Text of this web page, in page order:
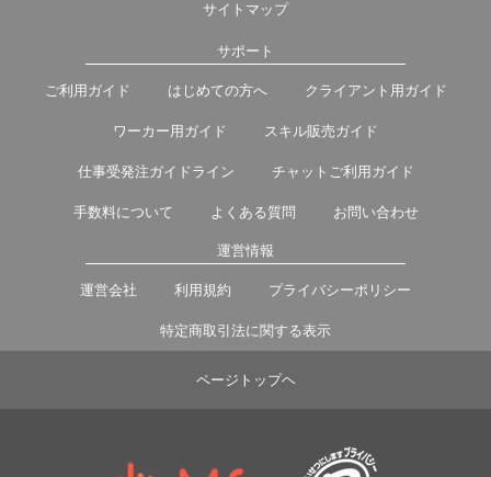
サイトマップ
サポート
ご利用ガイド はじめての方へ クライアント用ガイド
ワーカー用ガイド スキル販売ガイド
仕事受発注ガイドライン チャットご利用ガイド
手数料について よくある質問 お問い合わせ
運営情報
運営会社 利用規約 プライバシーポリシー
特定商取引法に関する表示
ページトップヘ